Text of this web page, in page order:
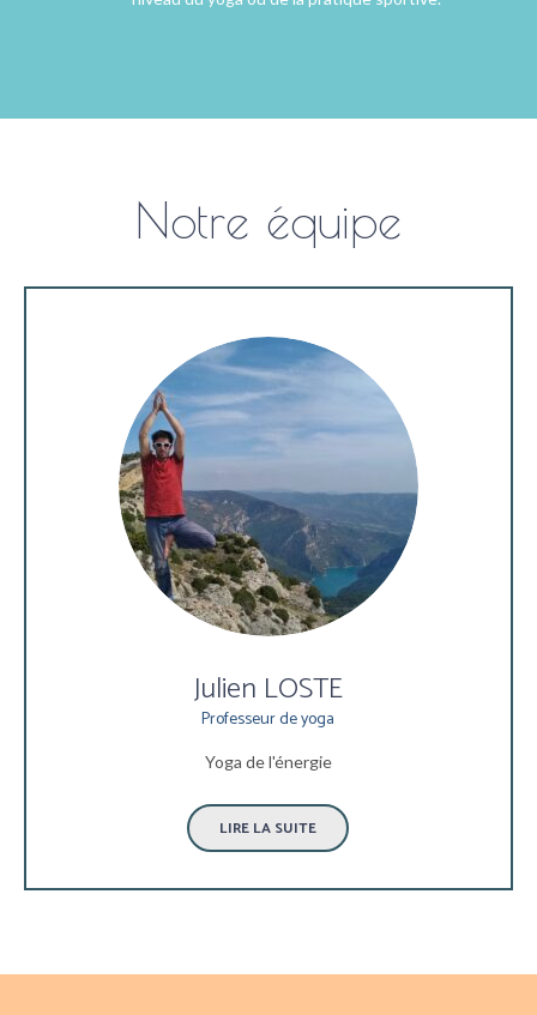
Notre équipe
Julien LOSTE
Professeur de yoga
Yoga de l'énergie
LIRE LA SUITE